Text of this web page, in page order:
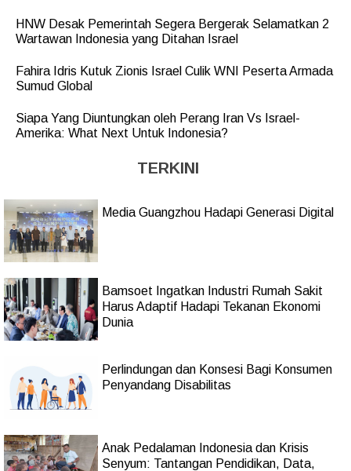
HNW Desak Pemerintah Segera Bergerak Selamatkan 2
Wartawan Indonesia yang Ditahan Israel
Fahira Idris Kutuk Zionis Israel Culik WNI Peserta Armada
Sumud Global
Siapa Yang Diuntungkan oleh Perang Iran Vs Israel-
Amerika: What Next Untuk Indonesia?
TERKINI
Media Guangzhou Hadapi Generasi Digital
Bamsoet Ingatkan Industri Rumah Sakit
Harus Adaptif Hadapi Tekanan Ekonomi
Dunia
Perlindungan dan Konsesi Bagi Konsumen
Penyandang Disabilitas
Anak Pedalaman Indonesia dan Krisis
Senyum: Tantangan Pendidikan, Data,